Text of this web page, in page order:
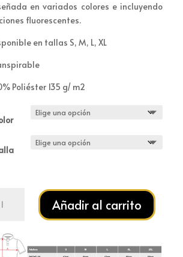
en variados colores e incluyendo
fluorescentes.
en tallas S, M, L, XL
Poliéster 135 g/ m2
Añadir al carrito